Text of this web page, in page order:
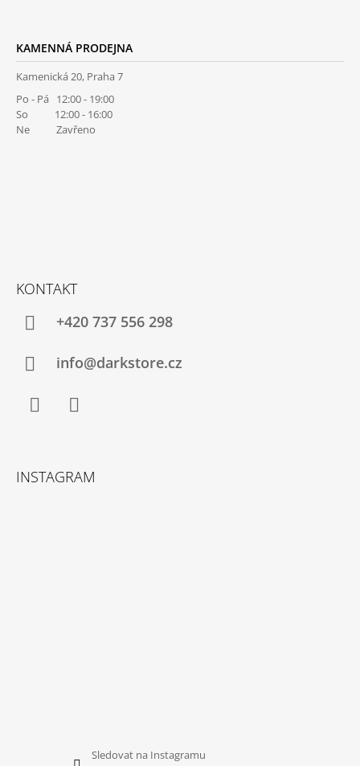
KAMENNÁ PRODEJNA
Kamenická 20, Praha 7
Po - Pá 12:00 - 19:00
So 12:00 - 16:00
Ne Zavřeno
KONTAKT
+420 737 556 298
info@darkstore.cz
INSTAGRAM
Sledovat na Instagramu